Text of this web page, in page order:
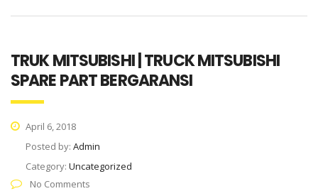
TRUK MITSUBISHI | TRUCK MITSUBISHI
SPARE PART BERGARANSI
April 6, 2018
Posted by: Admin
Category: Uncategorized
No Comments